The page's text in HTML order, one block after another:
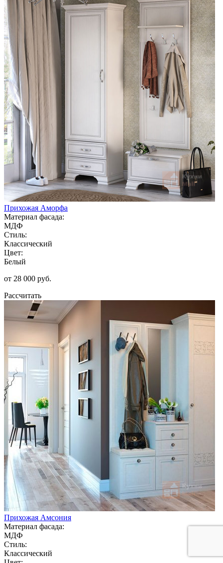
Прихожая Аморфа
Материал фасада:
МДФ
Стиль:
Классический
Цвет:
Белый
от 28 000 руб.
Рассчитать
Прихожая Амсония
Материал фасада:
МДФ
Стиль:
Классический